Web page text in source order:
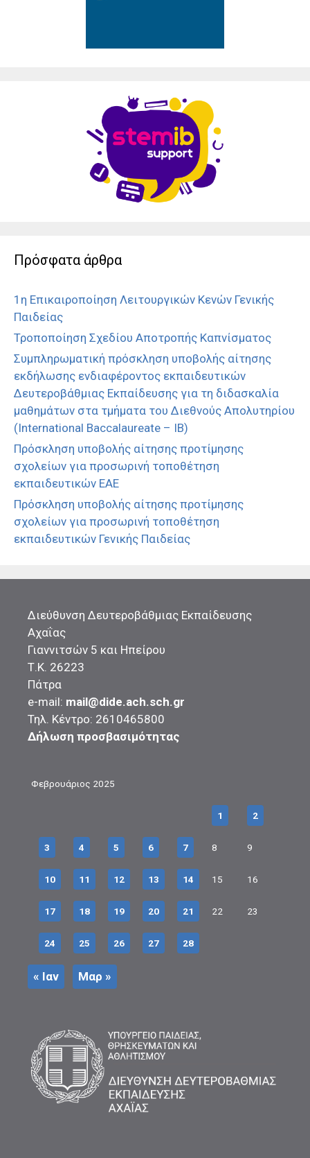
Πρόσφατα άρθρα
1η Επικαιροποίηση Λειτουργικών Κενών Γενικής
Παιδείας
Τροποποίηση Σχεδίου Αποτροπής Καπνίσματος
Συμπληρωματική πρόσκληση υποβολής αίτησης
εκδήλωσης ενδιαφέροντος εκπαιδευτικών
Δευτεροβάθμιας Εκπαίδευσης για τη διδασκαλία
μαθημάτων στα τμήματα του Διεθνούς Απολυτηρίου
(International Baccalaureate – IB)
Πρόσκληση υποβολής αίτησης προτίμησης
σχολείων για προσωρινή τοποθέτηση
εκπαιδευτικών ΕΑΕ
Πρόσκληση υποβολής αίτησης προτίμησης
σχολείων για προσωρινή τοποθέτηση
εκπαιδευτικών Γενικής Παιδείας
Διεύθυνση Δευτεροβάθμιας Εκπαίδευσης
Αχαΐας
Γιαννιτσών 5 και Ηπείρου
Τ.Κ. 26223
Πάτρα
e-mail: mail@dide.ach.sch.gr
Τηλ. Κέντρο: 2610465800
Δήλωση προσβασιμότητας
Φεβρουάριος 2025
1 2
3 4 5 6 7 8 9
10 11 12 13 14 15 16
17 18 19 20 21 22 23
24 25 26 27 28
« Ιαν Μαρ »